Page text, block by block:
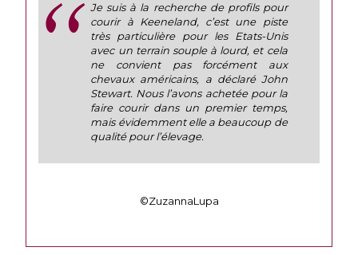
Je suis à la recherche de profils pour
courir à Keeneland, c’est une piste
très particulière pour les Etats-Unis
avec un terrain souple à lourd, et cela
ne convient pas forcément aux
chevaux américains, a déclaré John
Stewart. Nous l’avons achetée pour la
faire courir dans un premier temps,
mais évidemment elle a beaucoup de
qualité pour l’élevage.
©ZuzannaLupa